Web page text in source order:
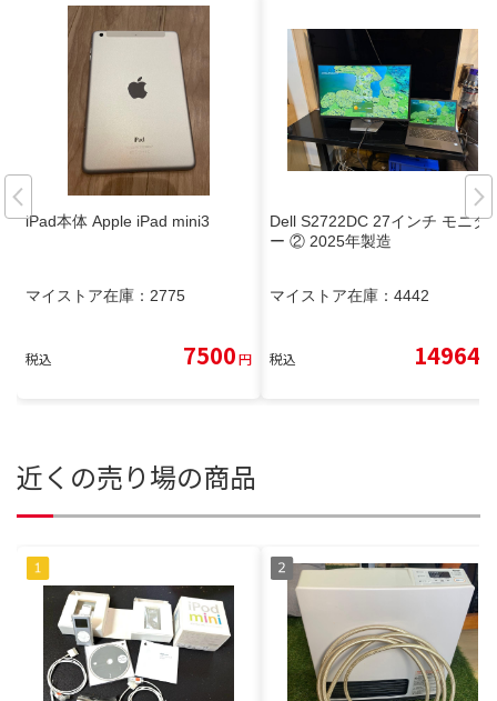
iPad本体 Apple iPad mini3
マイストア在庫： 2775
税込 7500円
Dell S2722DC 27インチ モニタ
ー ② 2025年製造
マイストア在庫： 4442
税込 14964
近くの売り場の商品